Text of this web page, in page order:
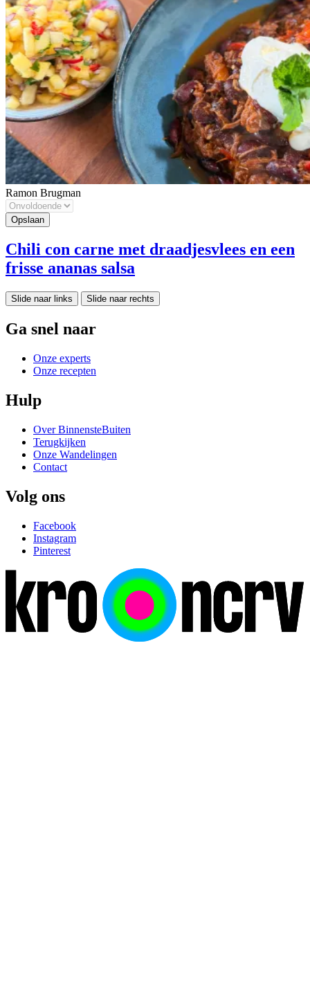
Ramon Brugman
Chili con carne met draadjesvlees en een
frisse ananas salsa
Slide naar links Slide naar rechts
Ga snel naar
Onze experts
Onze recepten
Hulp
Over BinnensteBuiten
Terugkijken
Onze Wandelingen
Contact
Volg ons
Facebook
Instagram
Pinterest